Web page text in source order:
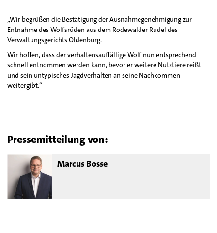
„Wir begrüßen die Bestätigung der Ausnahmegenehmigung zur
Entnahme des Wolfsrüden aus dem Rodewalder Rudel des
Verwaltungsgerichts Oldenburg.
Wir hoffen, dass der verhaltensauffällige Wolf nun entsprechend
schnell entnommen werden kann, bevor er weitere Nutztiere reißt
und sein untypisches Jagdverhalten an seine Nachkommen
weitergibt.“
Pressemitteilung von:
Marcus Bosse